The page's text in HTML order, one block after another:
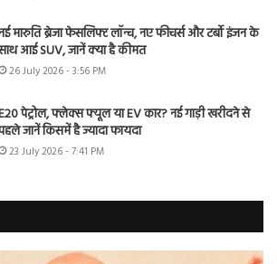
मारुति ब्रेजा फेसलिफ्ट लॉन्च, नए फीचर्स और टर्बो इंजन के
आई SUV, जानें क्या है कीमत
26 July 2026 - 3:56 PM
पेट्रोल, फ्लेक्स फ्यूल या EV कार? नई गाड़ी खरीदने से
जानें किसमें है ज्यादा फायदा
23 July 2026 - 7:41 PM